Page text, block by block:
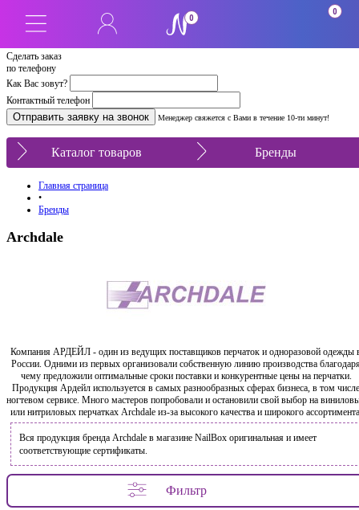
Сделать заказ
по телефону
Как Вас зовут?
Контактный телефон
Менеджер свяжется с Вами в течение 10-ти минут!
0
0
Каталог товаров Бренды
Главная страница
•
Бренды
Archdale
Компания АРДЕЙЛ - один из ведущих поставщиков перчаток и одноразовой одежды
России. Одними из первых организовали собственную линию производства
чему предложили оптимальные сроки поставки и конкурентные цены на перчатки.
Продукция Ардейл используется в самых разнообразных сферах бизнеса, в том числе
ногтевом сервисе. Много мастеров попробовали и остановили свой выбор на
или нитриловых перчатках Archdale из-за высокого качества и широкого
Вся продукция бренда Archdale в магазине NailBox оригинальная и имеет
соответствующие сертификаты.
Фильтр